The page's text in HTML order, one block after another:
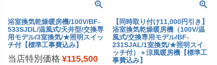
浴室換気乾燥暖房機/100V/BF-
533SJDL/温風式/天井型/交換専
用モデル/3室換気/★照明スイッ
チ付【標準工事費込み】
当店特別価格 ¥115,500
【同時取り付け11,000円引き】
浴室換気乾燥暖房機（100V/温
風式/交換専用モデル/BF-
231SJAL/1室換気/★照明スイ
ッチ付）＋涼風暖房機【標準工
事費込み】